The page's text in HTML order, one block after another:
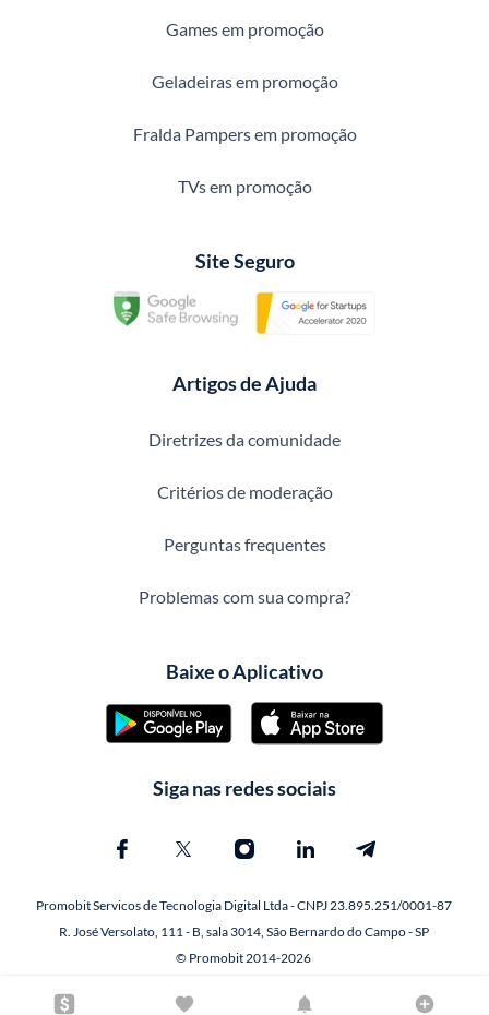
Games em promoção
Geladeiras em promoção
Fralda Pampers em promoção
TVs em promoção
Site Seguro
Artigos de Ajuda
Diretrizes da comunidade
Critérios de moderação
Perguntas frequentes
Problemas com sua compra?
Baixe o Aplicativo
Siga nas redes sociais
Promobit Servicos de Tecnologia Digital Ltda - CNPJ 23.895.251/0001-87
R. José Versolato, 111 - B, sala 3014, São Bernardo do Campo - SP
© Promobit 2014-2026